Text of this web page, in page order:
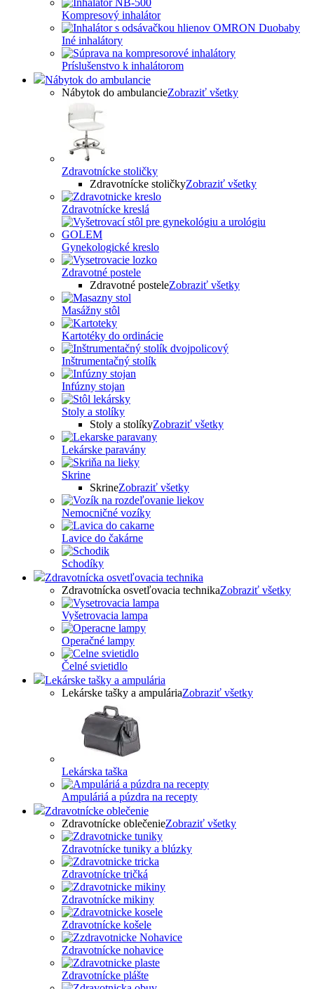
Kompresový inhalátor
Iné inhalátory
Príslušenstvo k inhalátorom
Nábytok do ambulancie
Nábytok do ambulancieZobraziť všetky
Zdravotnícke stoličky
Zdravotnícke stoličkyZobraziť všetky
Zdravotnícke kreslá
Gynekologické kreslo
Zdravotné postele
Zdravotné posteleZobraziť všetky
Masážny stôl
Kartotéky do ordinácie
Inštrumentačný stolík
Infúzny stojan
Stoly a stolíky
Stoly a stolíkyZobraziť všetky
Lekárske paravány
Skrine
SkrineZobraziť všetky
Nemocničné vozíky
Lavice do čakárne
Schodíky
Zdravotnícka osvetľovacia technika
Zdravotnícka osvetľovacia technikaZobraziť všetky
Vyšetrovacia lampa
Operačné lampy
Čelné svietidlo
Lekárske tašky a ampulária
Lekárske tašky a ampuláriaZobraziť všetky
Lekárska taška
Ampuláriá a púzdra na recepty
Zdravotnícke oblečenie
Zdravotnícke oblečenieZobraziť všetky
Zdravotnícke tuniky a blúzky
Zdravotnícke tričká
Zdravotnícke mikiny
Zdravotnícke košele
Zdravotnícke nohavice
Zdravotnícke plášte